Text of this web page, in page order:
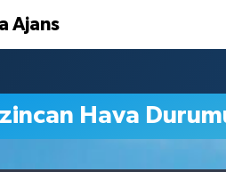
Ajans
Hava